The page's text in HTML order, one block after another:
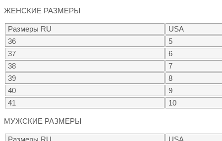
ЖЕНСКИЕ РАЗМЕРЫ
Размеры RU
USA
36
5
37
6
38
7
39
8
40
9
41
10
МУЖСКИЕ РАЗМЕРЫ